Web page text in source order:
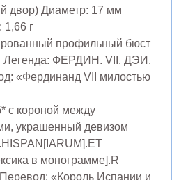
двор) Диаметр: 17 мм
1,66 г
профильный бюст
Легенда: ФЕРДИН. VII. ДЭИ.
«Фердинанд VII милостью
с короной между
украшенный девизом
в монограмме].R
«Король Испании и